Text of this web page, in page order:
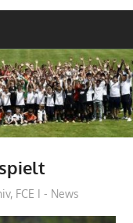
, FCE I - News